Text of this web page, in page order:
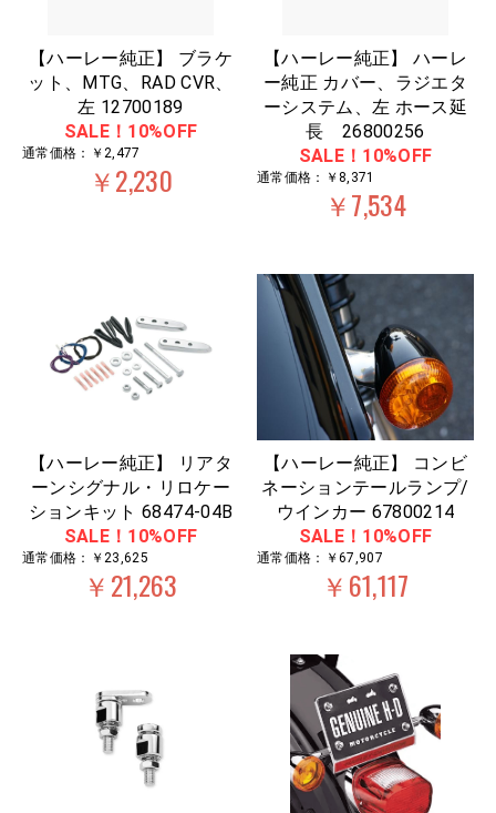
【ハーレー純正】 ブラケ
ット、MTG、RAD CVR、
左 12700189
SALE！10%OFF
通常価格：￥2,477
￥2,230
【ハーレー純正】 ハーレ
ー純正 カバー、ラジエタ
ーシステム、左 ホース延
長 26800256
SALE！10%OFF
通常価格：￥8,371
￥7,534
【ハーレー純正】 リアタ
ーンシグナル・リロケー
ションキット 68474-04B
SALE！10%OFF
通常価格：￥23,625
￥21,263
【ハーレー純正】 コンビ
ネーションテールランプ/
ウインカー 67800214
SALE！10%OFF
通常価格：￥67,907
￥61,117